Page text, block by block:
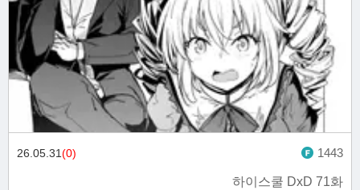
하이스쿨 DxD 71화
26.05.31(0) 1443